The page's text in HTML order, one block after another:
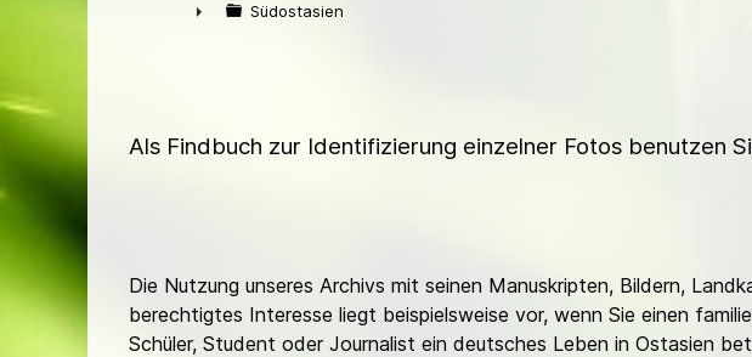
► Südostasien
Als Findbuch zur Identifizierung einzelner Fotos benutzen
Die Nutzung unseres Archivs mit seinen Manuskripten, Bildern,
berechtigtes Interesse liegt beispielsweise vor, wenn Sie einen
Schüler, Student oder Journalist ein deutsches Leben in Ostasien